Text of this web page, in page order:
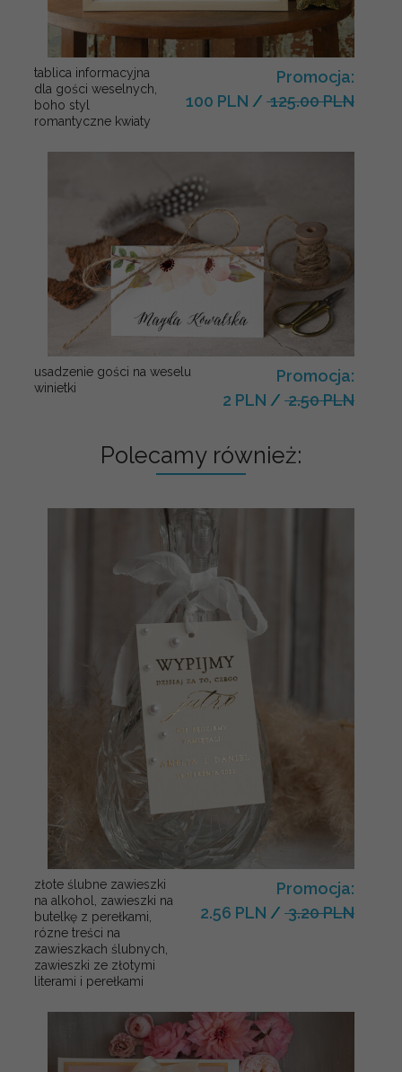
tablica informacyjna
dla gości weselnych,
boho styl
romantyczne kwiaty
Promocja:
100 PLN / 125.00 PLN
usadzenie gości na weselu
winietki
Promocja:
2 PLN / 2.50 PLN
Polecamy również:
złote ślubne zawieszki
na alkohol, zawieszki na
butelkę z perełkami,
rózne treści na
zawieszkach ślubnych,
zawieszki ze złotymi
literami i perełkami
Promocja:
2.56 PLN / 3.20 PLN